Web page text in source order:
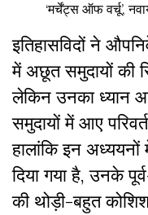
‘मर्चेंट्स ऑफ वर्चू’,
इतिहासविदों ने
में अछूत समुदायों की
लेकिन उनका ध्यान
समुदायों में आए
हालांकि इन अध्ययनों
दिया गया है, उनके
की थोड़ी-बहुत